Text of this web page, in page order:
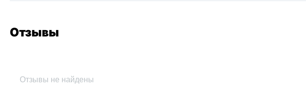
Отзывы
Отзывы не найдены